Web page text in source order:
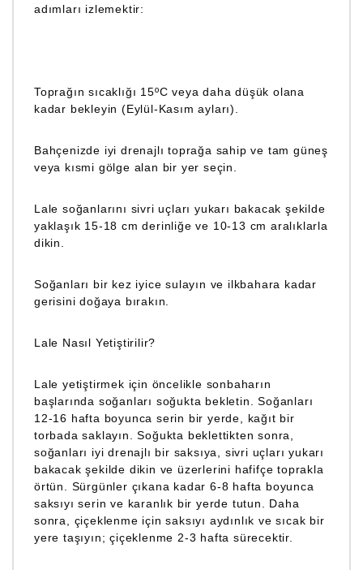
adımları izlemektir:
Toprağın sıcaklığı 15ºC veya daha düşük olana
kadar bekleyin (Eylül-Kasım ayları).
Bahçenizde iyi drenajlı toprağa sahip ve tam güneş
veya kısmi gölge alan bir yer seçin.
Lale soğanlarını sivri uçları yukarı bakacak şekilde
yaklaşık 15-18 cm derinliğe ve 10-13 cm aralıklarla
dikin.
Soğanları bir kez iyice sulayın ve ilkbahara kadar
gerisini doğaya bırakın.
Lale Nasıl Yetiştirilir?
Lale yetiştirmek için öncelikle sonbaharın
başlarında soğanları soğukta bekletin. Soğanları
12-16 hafta boyunca serin bir yerde, kağıt bir
torbada saklayın. Soğukta beklettikten sonra,
soğanları iyi drenajlı bir saksıya, sivri uçları yukarı
bakacak şekilde dikin ve üzerlerini hafifçe toprakla
örtün. Sürgünler çıkana kadar 6-8 hafta boyunca
saksıyı serin ve karanlık bir yerde tutun. Daha
sonra, çiçeklenme için saksıyı aydınlık ve sıcak bir
yere taşıyın; çiçeklenme 2-3 hafta sürecektir.